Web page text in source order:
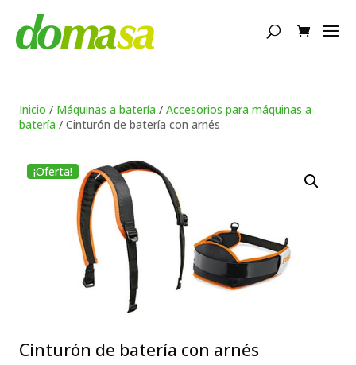
productos
Inicio / Máquinas a batería / Accesorios para máquinas a
batería / Cinturón de batería con arnés
¡Oferta!
Cinturón de batería con arnés